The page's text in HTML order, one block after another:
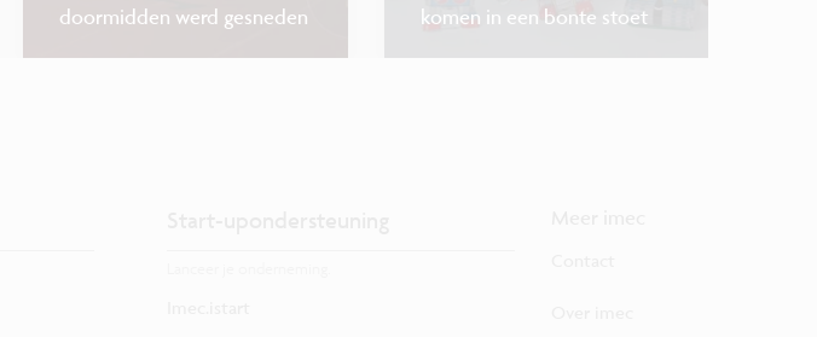
doormidden werd gesneden
komen in een bonte stoet